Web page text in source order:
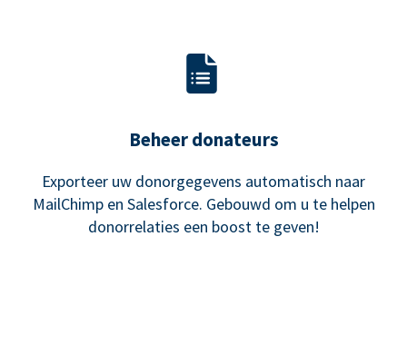
Beheer donateurs
Exporteer uw donorgegevens automatisch naar
MailChimp en Salesforce. Gebouwd om u te helpen
donorrelaties een boost te geven!